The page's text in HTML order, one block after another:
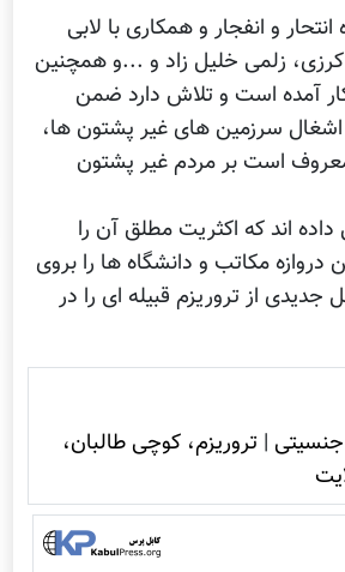
و انفجار و همکاری با لابی
زلمی خلیل زاد و ...و همچنین
آمده است و تلاش دارد ضمن
سرزمین های غیر پشتون ها،
است بر مردم غیر پشتون
اند که اکثریت مطلق آن را
مکاتب و دانشگاه ها را بروی
از تروریزم قبیله ای را در
| تروريزم، کوچی طالبان،